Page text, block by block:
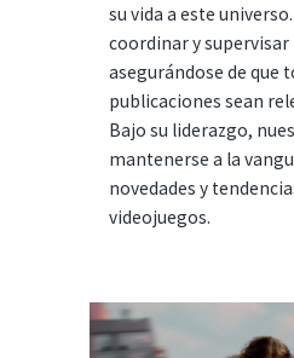
su vida a este
coordinar y
asegurándose de que
publicaciones sean
Bajo su liderazgo,
mantenerse a la
novedades y
videojuegos.